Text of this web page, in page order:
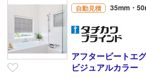
自動見積 35mm・
アフタービートエ
ビジュアルカラー